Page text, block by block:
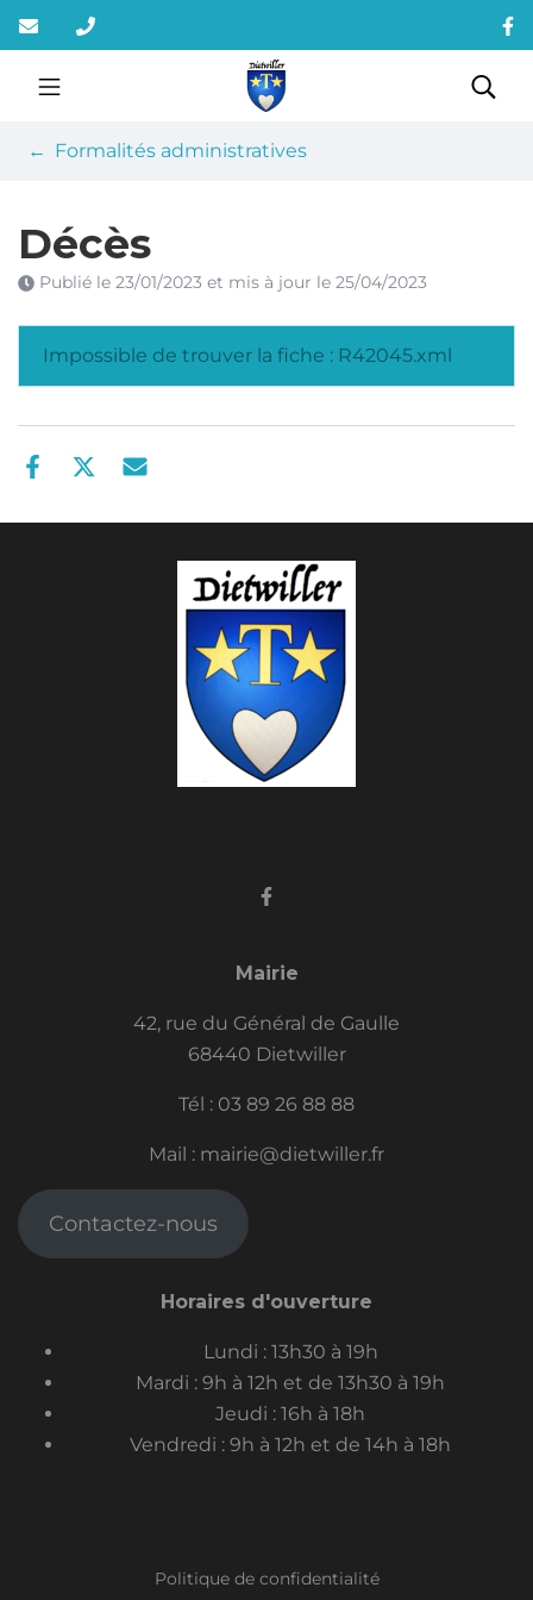
Aller
au
contenu
Dietwiller
Formalités administratives
Décès
Publié le 23/01/2023 et mis à jour le 25/04/2023
Impossible de trouver la fiche : R42045.xml
Mairie
42, rue du Général de Gaulle
68440 Dietwiller
Tél : 03 89 26 88 88
Mail : mairie@dietwiller.fr
Contactez-nous
Horaires d'ouverture
Lundi : 13h30 à 19h
Mardi : 9h à 12h et de 13h30 à 19h
Jeudi : 16h à 18h
Vendredi : 9h à 12h et de 14h à 18h
Politique de confidentialité